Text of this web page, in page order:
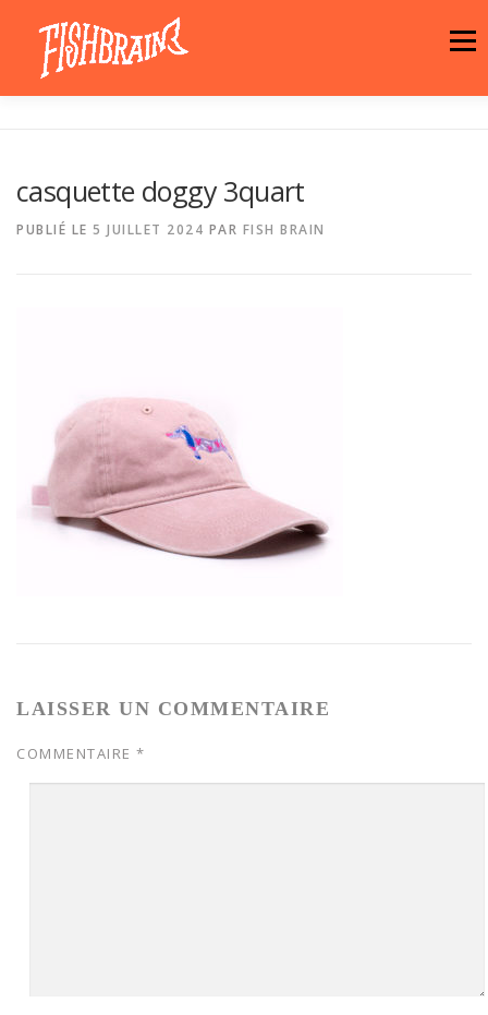
contenu
Menu
LA BOUTIQUE
casquette doggy 3quart
PUBLIÉ LE 5 JUILLET 2024 PAR FISH BRAIN
LAISSER UN COMMENTAIRE
COMMENTAIRE *